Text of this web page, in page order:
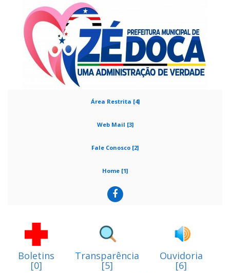
Área Restrita [4]
Web Mail [3]
Fale Conosco [2]
Home [1]
Boletins
[0]
Transparência
[5]
Ouvidoria
[6]